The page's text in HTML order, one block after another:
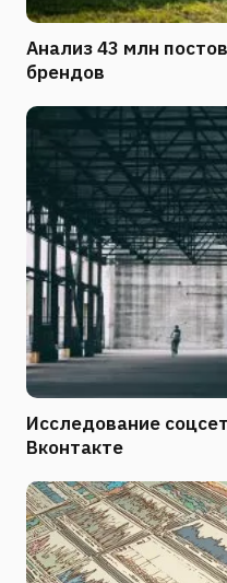
Анализ 43 млн
брендов
Исследование
Вконтакте